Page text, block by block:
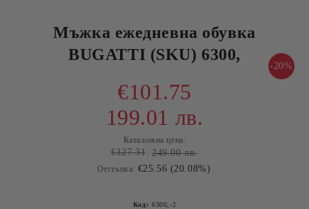
Мъжка ежедневна обувка
BUGATTI (SKU) 6300,
-20%
€101.75
199.01 лв.
Каталожна цена:
€127.31 249.00 лв.
Отстъпка: €25.56 (20.08%)
Код: 6300,-2